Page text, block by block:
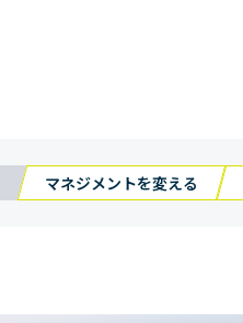
マネジメントを変える